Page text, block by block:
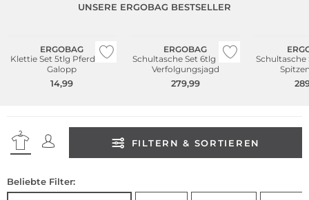
UNSERE ERGOBAG BESTSELLER
ERGOBAG
Klettie Set 5tlg Pferde im
Galopp
14,99
ERGOBAG
Schultasche Set 6tlg Pack
Verfolgungsjagd
279,99
Schultasche
FILTERN & SORTIEREN
Beliebte Filter: